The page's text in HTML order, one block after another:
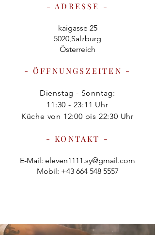
- ADRESSE -
kaigasse 25
5020,Salzburg
Österreich
- ÖFFNUNGSZEITEN -
Dienstag - Sonntag:
11:30 - 23:11 Uhr
Küche von 12:00 bis 22:30 Uhr
- KONTAKT -
E-Mail: eleven1111.sy@gmail.com
Mobil: +43 664 548 5557